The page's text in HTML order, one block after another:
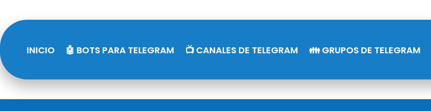
INICIO 🤖 BOTS PARA TELEGRAM 📺 CANALES DE TELEGRAM 👪 GRUPOS DE TELEGRAM